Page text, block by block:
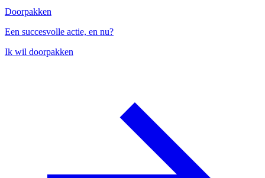
Doorpakken
Een succesvolle actie, en nu?
Ik wil doorpakken